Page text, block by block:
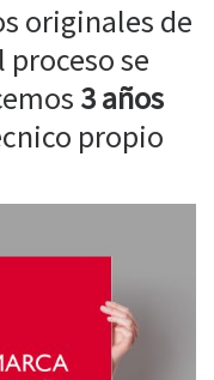
originales de
se
3 años
propio